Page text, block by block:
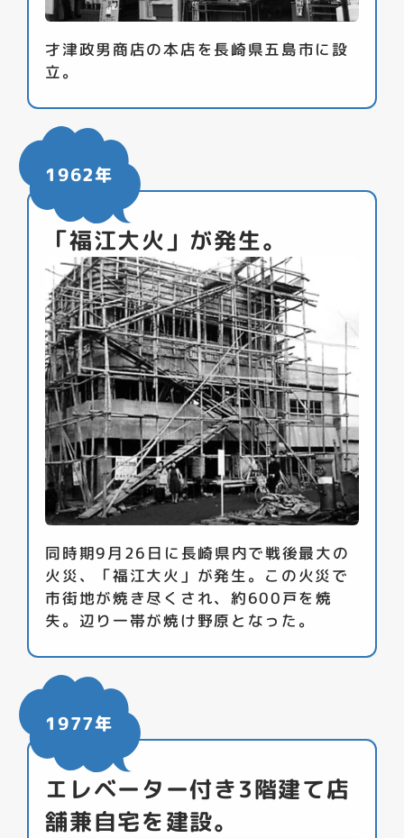
才津政男商店の本店を長崎県五島市に設
立。
1962年
「福江大火」が発生。
同時期9月26日に長崎県内で戦後最大の
火災、「福江大火」が発生。この火災で
市街地が焼き尽くされ、約600戸を焼
失。辺り一帯が焼け野原となった。
1977年
エレベーター付き3階建て店
舗兼自宅を建設。